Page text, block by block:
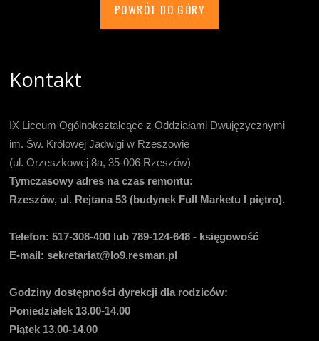
POWRÓT DO GÓRY
Kontakt
IX Liceum Ogólnokształcące z Oddziałami Dwujęzycznymi
im. Św. Królowej Jadwigi w Rzeszowie
(ul. Orzeszkowej 8a, 35-006 Rzeszów)
Tymczasowy adres na czas remontu:
Rzeszów, ul. Rejtana 53 (budynek Full Marketu I piętro).
Telefon:517-308-400 lub 789-124-648 - księgowość
E-mail: sekretariat@lo9.resman.pl
Godziny dostępności dyrekcji dla rodziców:
Poniedziałek 13.00-14.00
Piątek 13.00-14.00